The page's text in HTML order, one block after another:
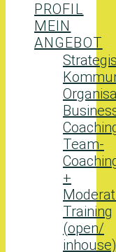
PROFIL
MEIN
ANGEBOT
Team-
+
Training
(open/
inhouse)